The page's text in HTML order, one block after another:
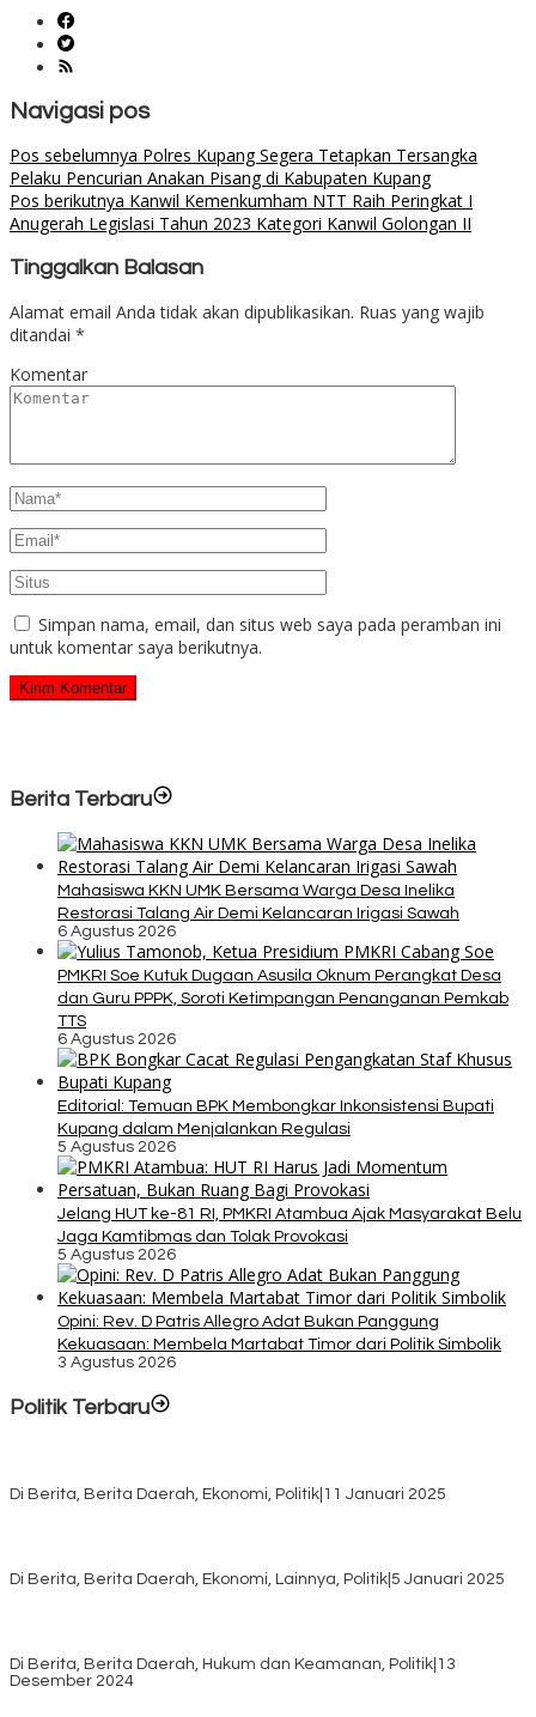
Navigasi pos
Pos sebelumnya Polres Kupang Segera Tetapkan Tersangka
Pelaku Pencurian Anakan Pisang di Kabupaten Kupang
Pos berikutnya Kanwil Kemenkumham NTT Raih Peringkat I
Anugerah Legislasi Tahun 2023 Kategori Kanwil Golongan II
Tinggalkan Balasan
Alamat email Anda tidak akan dipublikasikan. Ruas yang wajib
ditandai *
Komentar
Simpan nama, email, dan situs web saya pada peramban ini
untuk komentar saya berikutnya.
Berita Terbaru
Mahasiswa KKN UMK Bersama Warga Desa Inelika
Restorasi Talang Air Demi Kelancaran Irigasi Sawah
6 Agustus 2026
PMKRI Soe Kutuk Dugaan Asusila Oknum Perangkat Desa
dan Guru PPPK, Soroti Ketimpangan Penanganan Pemkab
TTS
6 Agustus 2026
Editorial: Temuan BPK Membongkar Inkonsistensi Bupati
Kupang dalam Menjalankan Regulasi
5 Agustus 2026
Jelang HUT ke-81 RI, PMKRI Atambua Ajak Masyarakat Belu
Jaga Kamtibmas dan Tolak Provokasi
5 Agustus 2026
Opini: Rev. D Patris Allegro Adat Bukan Panggung
Kekuasaan: Membela Martabat Timor dari Politik Simbolik
3 Agustus 2026
Politik Terbaru
Di Berita, Berita Daerah, Ekonomi, Politik 11 Januari 2025
Di Berita, Berita Daerah, Ekonomi, Lainnya, Politik 5 Januari 2025
Di Berita, Berita Daerah, Hukum dan Keamanan, Politik 13
Desember 2024